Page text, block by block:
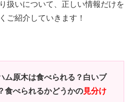
扱いについて、正しい情報だけを
ご紹介していきます！
ム原木は食べられる？白いブ
食べられるかどうかの見分け